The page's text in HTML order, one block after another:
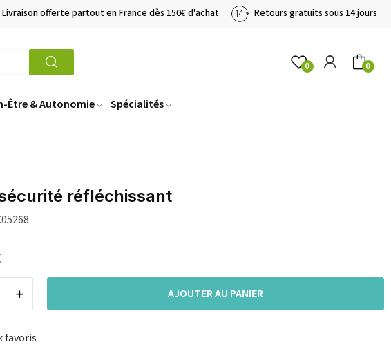
Livraison offerte partout en France dès 150€ d'achat Retours gratuits sous 14 jours
0 0
Être & Autonomie Spécialités
réfléchissant
AJOUTER AU PANIER
favoris